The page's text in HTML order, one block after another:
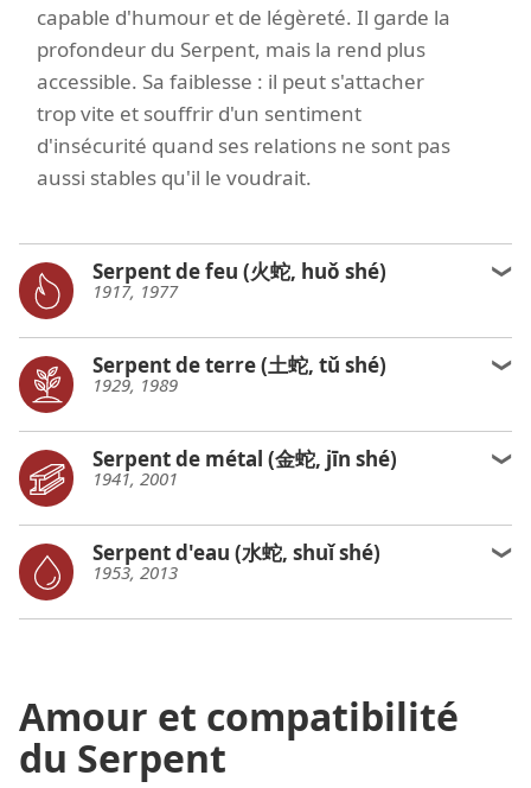
capable d'humour et de légèreté. Il garde la
profondeur du Serpent, mais la rend plus
accessible. Sa faiblesse : il peut s'attacher
trop vite et souffrir d'un sentiment
d'insécurité quand ses relations ne sont pas
aussi stables qu'il le voudrait.
Serpent de feu (火蛇, huǒ shé)
1917, 1977
Serpent de terre (土蛇, tǔ shé)
1929, 1989
Serpent de métal (金蛇, jīn shé)
1941, 2001
Serpent d'eau (水蛇, shuǐ shé)
1953, 2013
Amour et compatibilité
du Serpent